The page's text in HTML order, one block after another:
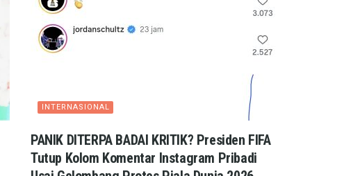
INTERNASIONAL
PANIK DITERPA BADAI KRITIK? Presiden FIFA
Tutup Kolom Komentar Instagram Pribadi